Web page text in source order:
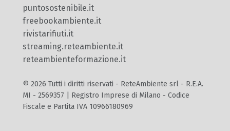
puntosostenibile.it
freebookambiente.it
rivistarifiuti.it
streaming.reteambiente.it
reteambienteformazione.it
© 2026 Tutti i diritti riservati - ReteAmbiente srl - R.E.A.
MI - 2569357 | Registro Imprese di Milano - Codice
Fiscale e Partita IVA 10966180969